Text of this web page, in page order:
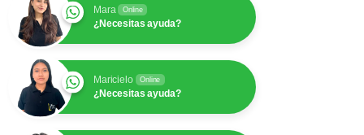
Mara Online
¿Necesitas ayuda?
Maricielo Online
¿Necesitas ayuda?